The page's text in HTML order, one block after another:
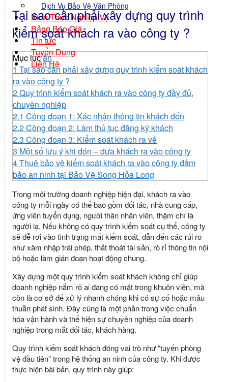
Dịch Vụ Bảo Vệ Văn Phòng
Kiến Thức Nghiệp Vụ
Bảng Báo Giá
Tin tức
Tuyển Dụng
Liên Hệ
Tại sao cần phải xây dựng quy trình
kiểm soát khách ra vào công ty ?
Mục lụcẩn
1Tại sao cần phải xây dựng quy trình kiểm soát khách
ra vào công ty ?
2Quy trình kiểm soát khách ra vào công ty đầy đủ,
chuyên nghiệp
2.1 Công đoạn 1: Xác nhận thông tin khách đến
2.2Công đoạn 2: Làm thủ tục đăng ký khách
2.3 Công đoạn 3: Kiểm soát khách ra về
3 Một số lưu ý khi đón – đưa khách ra vào công ty
4Thuê bảo vệ kiểm soát khách ra vào công ty đảm
bảo an ninh tại Bảo Vệ Song Hỏa Long
Trong môi trường doanh nghiệp hiện đại, khách ra vào
công ty mỗi ngày có thể bao gồm đối tác, nhà cung cấp,
ứng viên tuyển dụng, người thân nhân viên, thậm chí là
người lạ. Nếu không có quy trình kiểm soát cụ thể, công ty
sẽ dễ rơi vào tình trạng mất kiểm soát, dẫn đến các rủi ro
như xâm nhập trái phép, thất thoát tài sản, rò rỉ thông tin nội
bộ hoặc làm gián đoạn hoạt động chung.
Xây dựng một quy trình kiểm soát khách không chỉ giúp
doanh nghiệp nắm rõ ai đang có mặt trong khuôn viên, mà
còn là cơ sở để xử lý nhanh chóng khi có sự cố hoặc mâu
thuẫn phát sinh. Đây cũng là một phần trong việc chuẩn
hóa vận hành và thể hiện sự chuyên nghiệp của doanh
nghiệp trong mắt đối tác, khách hàng.
Quy trình kiểm soát khách đóng vai trò như “tuyến phòng
vệ đầu tiên” trong hệ thống an ninh của công ty. Khi được
thực hiện bài bản, quy trình này giúp: